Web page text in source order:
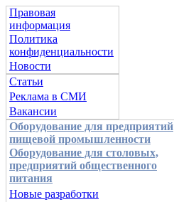
Правовая
информация
Политика
конфиденциальности
Новости
Статьи
Реклама в СМИ
Вакансии
Оборудование для предприятий
пищевой промышленности
Оборудование для столовых,
предприятий общественного
питания
Новые разработки